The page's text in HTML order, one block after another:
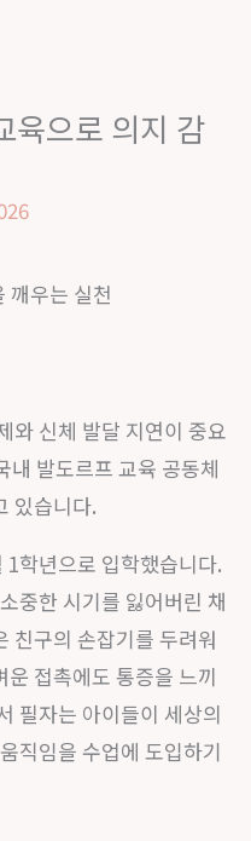
육으로 의지 감
깨우는 실천
와 신체 발달 지연이 중요
발도르프 교육 공동체
있습니다.
학년으로 입학했습니다.
중한 시기를 잃어버린 채
친구의 손잡기를 두려워
접촉에도 통증을 느끼
필자는 아이들이 세상의
직임을 수업에 도입하기